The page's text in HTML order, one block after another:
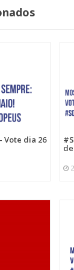
Somos
Vote dia 26